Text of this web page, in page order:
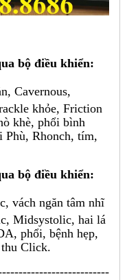
bộ điều khiển:
Cavernous,
khỏe, Friction
khè, phổi bình
Rhonch, tím,
bộ điều khiển:
vách ngăn tâm nhĩ
Midsystolic, hai lá
phổi, bệnh hẹp,
Click.